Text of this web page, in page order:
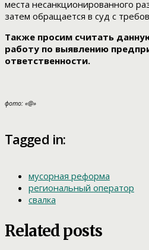
места несанкционированного
затем обращается в суд с
Также просим считать
работу по выявлению
ответственности.
фото: «@»
Tagged in:
мусорная реформа
региональный оператор
свалка
Related posts